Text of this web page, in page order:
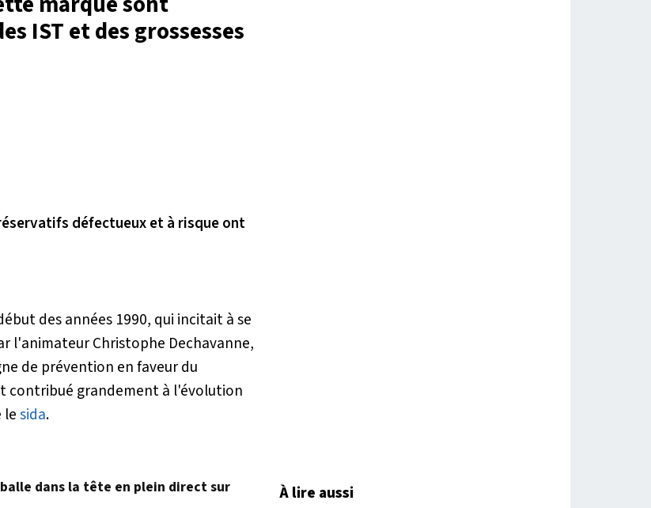
IST et des grossesses
défectueux et à risque ont
des années 1990, qui incitait à se
l'animateur Christophe Dechavanne,
de prévention en faveur du
contribué grandement à l'évolution
lesida.
dans la tête en plein direct sur
À lire aussi